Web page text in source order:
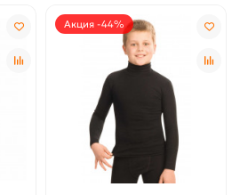
Акция -44%